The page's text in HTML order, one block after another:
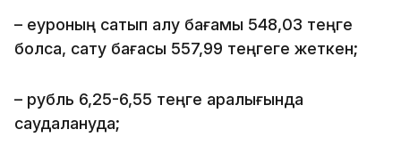
– еуроның сатып алу бағамы 548,03 теңге
болса, сату бағасы 557,99 теңгеге жеткен;
– рубль 6,25-6,55 теңге аралығында
саудалануда;